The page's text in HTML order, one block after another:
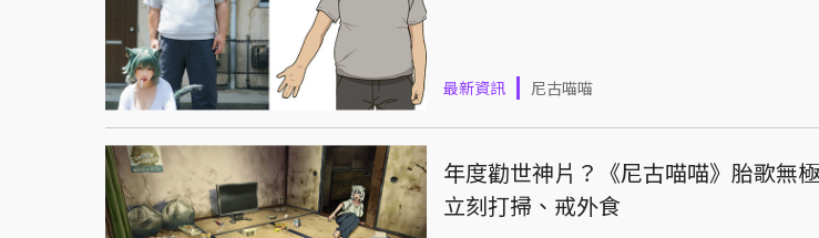
最新資訊 尼古喵喵
年度勸世神片？《尼古喵喵》胎歌無
立刻打掃、戒外食